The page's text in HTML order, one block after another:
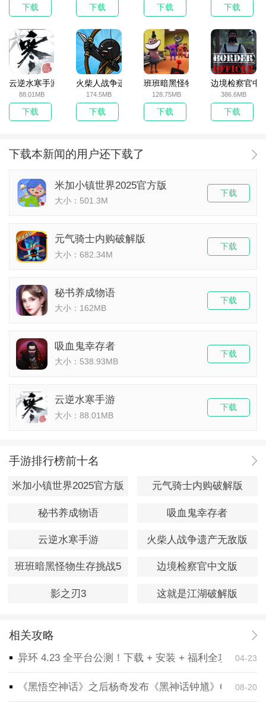
下载 下载 下载 下载
云逆水寒手游
88.01MB
下载
火柴人战争遗产无敌版
174.5MB
下载
班班暗黑怪物生存挑战5
128.75MB
下载
边境检察官中
386.6MB
下载
下载本新闻的用户还下载了
米加小镇世界2025官方版
大小：501.3M
下载
元气骑士内购破解版
大小：682.34M
下载
秘书养成物语
大小：162MB
下载
吸血鬼幸存者
大小：538.93MB
下载
云逆水寒手游
大小：88.01MB
下载
手游排行榜前十名
米加小镇世界2025官方版 元气骑士内购破解版
秘书养成物语 吸血鬼幸存者
云逆水寒手游 火柴人战争遗产无敌版
班班暗黑怪物生存挑战5 边境检察官中文版
影之刃3 这就是江湖破解版
相关攻略
异环 4.23 全平台公测！下载 + 安装 + 福利全攻略，一
04-23
《黑悟空神话》之后杨奇发布《黑神话钟馗》CG！预
08-20